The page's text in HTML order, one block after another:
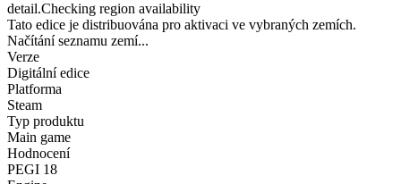
detail.Checking region availability
Tato edice je distribuována pro aktivaci ve vybraných zemích.
Načítání seznamu zemí...
Verze
Digitální edice
Platforma
Steam
Typ produktu
Main game
Hodnocení
PEGI 18